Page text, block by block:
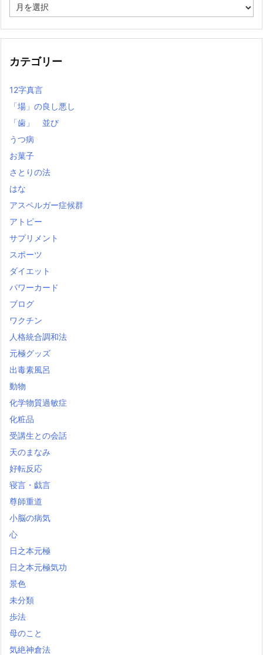
去
記
カテゴリー
12字真言
「場」の良し悪し
「歯」 並び
うつ病
お菓子
さとりの法
はな
アスペルガー症候群
アトピー
サプリメント
スポーツ
ダイエット
パワーカード
ブログ
ワクチン
人格統合調和法
元極グッズ
出毒素風呂
動物
化学物質過敏症
化粧品
受講生との会話
天のまなみ
好転反応
寝言・戯言
尊師重道
小脳の病気
心
日之本元極
日之本元極気功
景色
未分類
歩法
母のこと
気絶神倉法